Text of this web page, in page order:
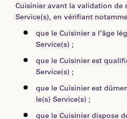
Cuisinier avant la validation de
Service(s), en vérifiant
que le Cuisinier a l’âge
Service(s) ;
que le Cuisinier est
Service(s) ;
que le Cuisinier est
le(s) Service(s) ;
que le Cuisinier dispose